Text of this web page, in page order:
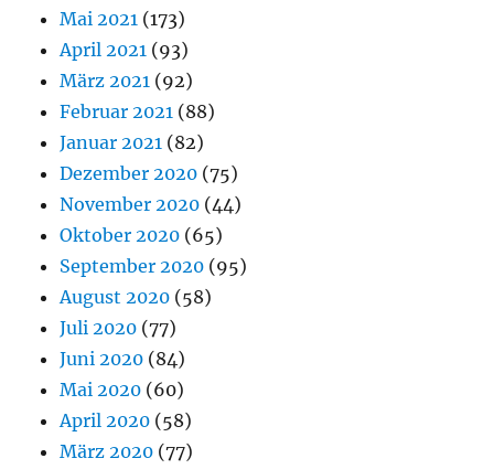
Mai 2021 (173)
April 2021 (93)
März 2021 (92)
Februar 2021 (88)
Januar 2021 (82)
Dezember 2020 (75)
November 2020 (44)
Oktober 2020 (65)
September 2020 (95)
August 2020 (58)
Juli 2020 (77)
Juni 2020 (84)
Mai 2020 (60)
April 2020 (58)
März 2020 (77)